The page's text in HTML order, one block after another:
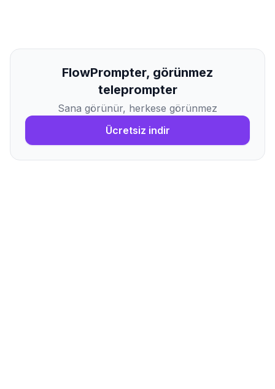
FlowPrompter, görünmez
teleprompter
Sana görünür, herkese görünmez
Ücretsiz indir